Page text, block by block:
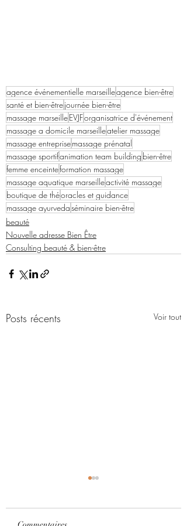
agence événementielle marseilleagence bien-être
santé et bien-êtrejournée bien-être
massage marseilleEVJForganisatrice d'événement
massage a domicile marseilleatelier massage
massage entreprisemassage prénatal
massage sportifanimation team building bien-être
femme enceinteformation massage
massage aquatique marseilleactivité massage
boutique de théoracles et guidance
massage ayurvedaséminaire bien-être
beauté
Nouvelle adresse Bien Être
Consulting beauté & bien-être
Posts récents Voir tout